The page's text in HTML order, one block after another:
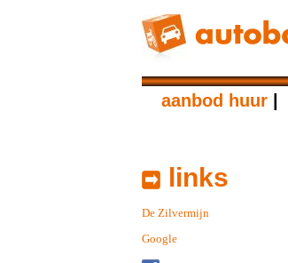
aanbod huur
links
De Zilvermijn
Google